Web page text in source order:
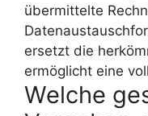
übermittelte
ersetzt die
ermöglicht eine
Welche